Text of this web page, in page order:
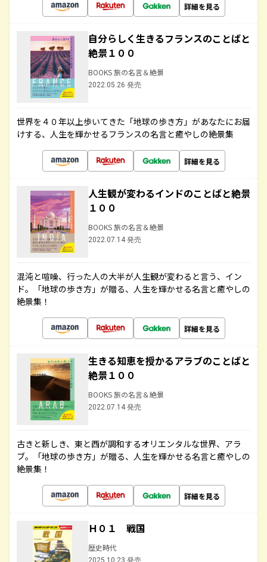
詳細を見る
自分らしく生きるフランスのことばと
絶景１００
BOOKS 旅の名言＆絶景
2022.05.26 発売
世界を４０年以上歩いてきた「地球の歩き方」があなたにお届
けする、人生を輝かせるフランスの名言と癒やしの絶景集
詳細を見る
人生観が変わるインドのことばと絶景
１００
BOOKS 旅の名言＆絶景
2022.07.14 発売
混沌と喧噪、行った人の大半が人生観が変わると言う、イン
ド。「地球の歩き方」が贈る、人生を輝かせる名言と癒やしの
絶景集！
詳細を見る
生きる知恵を授かるアラブのことばと
絶景１００
BOOKS 旅の名言＆絶景
2022.07.14 発売
古きと新しき、東と西が調和するオリエンタルな世界、アラ
ブ。「地球の歩き方」が贈る、人生を輝かせる名言と癒やしの
絶景集！
詳細を見る
Ｈ０１ 戦国
歴史時代
2025.10.23 発売